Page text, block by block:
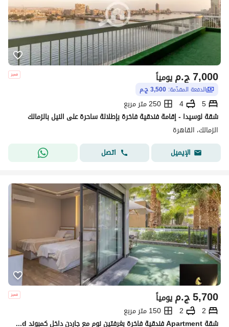
ج.م7,000 يومياً
الدفعة المقدّمة: 3,500 ج.م
5
4
250 متر مربع
شقة لوسيدا - إقامة فندقية فاخرة بإطلالة ساحرة على النيل بالزمالك
الزمالك، القاهرة
الإيميل
اتصل
ج.م5,700 يومياً
2
2
150 متر مربع
شقة Apartment فندقية فاخرة بغرفتين نوم مع جاردن داخل كمبوند Compound ليك فيو Lake View Compound – التجمع الخامس Fifth Settlement| خدمات فندقية شاملة